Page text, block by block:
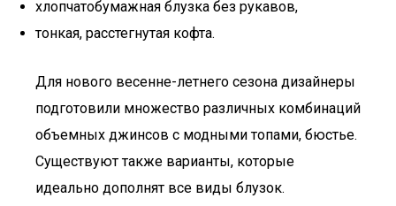
хлопчатобумажная блузка без рукавов,
тонкая, расстегнутая кофта.
Для нового весенне-летнего сезона дизайнеры
подготовили множество различных комбинаций
объемных джинсов с модными топами, бюстье.
Существуют также варианты, которые
идеально дополнят все виды блузок.